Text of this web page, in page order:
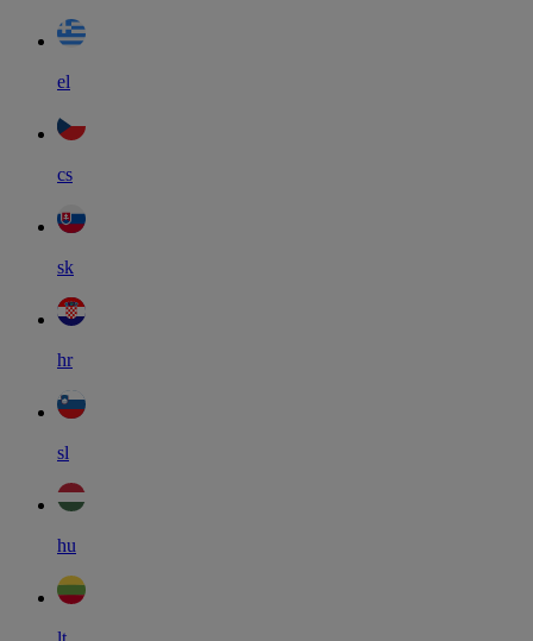
el
cs
sk
hr
sl
hu